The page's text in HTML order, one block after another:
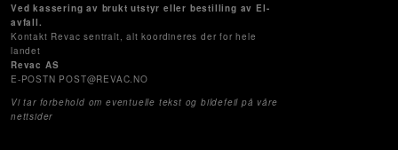
Ved kassering av brukt utstyr eller bestilling av El-
avfall.
Kontakt Revac sentralt, alt koordineres der for hele
landet
Revac AS
E-POSTN POST@REVAC.NO
Vi tar forbehold om eventuelle tekst og bildefeil på våre
nettsider